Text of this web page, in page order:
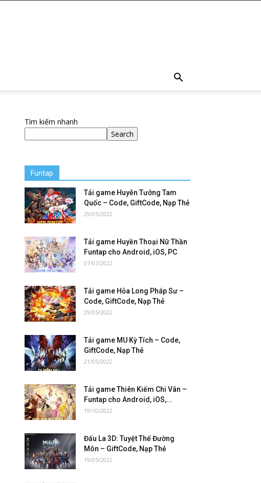
Tìm kiếm nhanh
Search
Funtap
Tải game Huyễn Tưởng Tam
Quốc – Code, GiftCode, Nạp Thẻ
29/05/2022
Tải game Huyền Thoại Nữ Thần
Funtap cho Android, iOS, PC
07/07/2022
Tải game Hỏa Long Pháp Sư –
Code, GiftCode, Nạp Thẻ
29/05/2022
Tải game MU Kỳ Tích – Code,
GiftCode, Nạp Thẻ
21/05/2022
Tải game Thiên Kiếm Chi Vân –
Funtap cho Android, iOS,...
19/10/2022
Đấu La 3D: Tuyệt Thế Đường
Môn – GiftCode, Nạp Thẻ
19/05/2022